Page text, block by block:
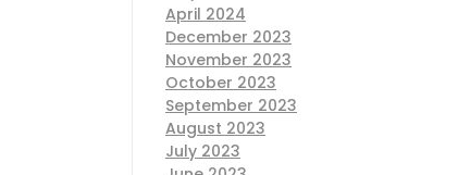
April 2024
December 2023
November 2023
October 2023
September 2023
August 2023
July 2023